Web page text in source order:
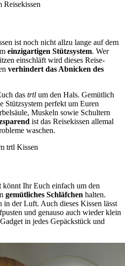
Reisekissen
ist noch nicht allzu lange auf dem
einzigartigen Stützsystem. Wer
einschläft wird dieses Reise-
verhindert das Abnicken des
das trtl um den Hals. Gemütlich
Stützsystem perfekt um Euren
Muskeln sowie Schultern
ist das Reisekissen allemal
waschen.
trtl Kissen
könnt Ihr Euch einfach um den
gemütliches Schläfchen halten.
in der Luft. Auch dieses Kissen lässt
und genauso auch wieder klein
in jedes Gepäckstück und